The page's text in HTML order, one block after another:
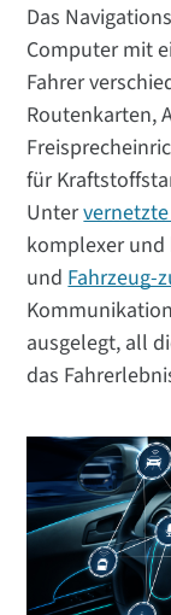
Das
Computer mit
Fahrer
Routenkarten,
für
Unter
komplexer und
und Fahrzeug-
ausgelegt, all
das